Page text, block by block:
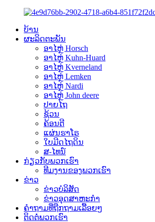
ບ້ານ
ຜະລິດຕະພັນ
ອາໄຫຼ່ Horsch
ອາໄຫຼ່ Kuhn-Huard
ອາໄຫຼ່ Kverneland
ອາໄຫຼ່ Lemken
ອາໄຫຼ່ Nardi
ອາໄຫຼ່ John deere
ປາຍໄຖ
ຊ້ວນ
ຄ້ອນຕີ
ແຜ່ນຮາໂຣ
ໃບມີດໄຖດິນ
ສ-ໄທນ໌
ກ່ຽວກັບພວກເຮົາ
ທີມງານຂອງພວກເຮົາ
ຂ່າວ
ຂ່າວບໍລິສັດ
ຂ່າວອຸດສາຫະກຳ
ຄຳຖາມທີ່ຖືກຖາມເລື້ອຍໆ
ຕິດຕໍ່ພວກເຮົາ